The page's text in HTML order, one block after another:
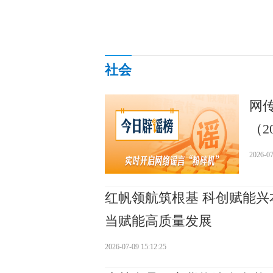
社会
网
（
2026-
红帆领航筑根基 科创赋能
当赋能高质量发展
2026-07-09 15:12:25